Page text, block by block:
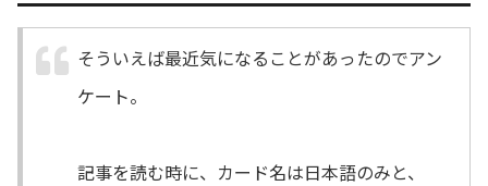
そういえば最近気になることがあったのでアン
ケート。
記事を読む時に、カード名は日本語のみと、